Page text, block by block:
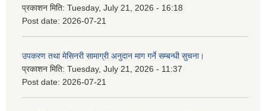
प्रकाशन मिति: Tuesday, July 21, 2026 - 16:18
Post date: 2026-07-21
उपकरण तथा मेसिनरी सामाग्री अनुदान माग गर्ने सम्बन्धी सुचना।
प्रकाशन मिति: Tuesday, July 21, 2026 - 11:37
Post date: 2026-07-21